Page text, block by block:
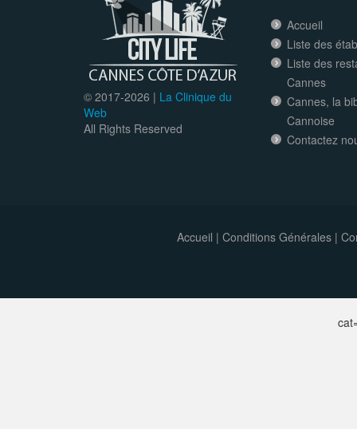
© 2017-2026 | La Clinique du
Web
All Rights Reserved
Accueil
Liste des
Liste des
Cannes
Cannes, la
Cannoise
Contactez
Accueil | Conditions Générales|